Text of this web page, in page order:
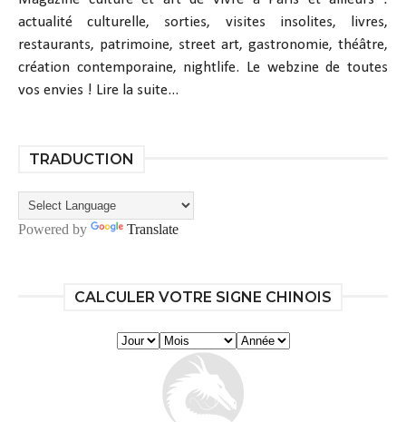
actualité culturelle, sorties, visites insolites, livres,
restaurants, patrimoine, street art, gastronomie, théâtre,
création contemporaine, nightlife. Le webzine de toutes
vos envies ! Lire la suite...
TRADUCTION
Powered by Translate
CALCULER VOTRE SIGNE CHINOIS